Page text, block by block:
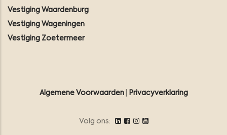
Vestiging Waardenburg
Vestiging Wageningen
Vestiging Zoetermeer
Algemene Voorwaarden| Privacyverklaring
Volg ons: